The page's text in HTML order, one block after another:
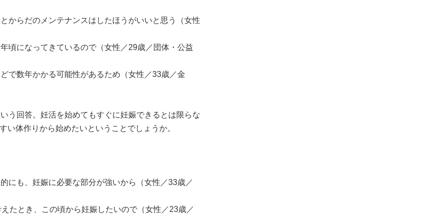
からだのメンテナンスはしたほうがいいと思う（女性
頃になってきているので（女性／29歳／団体・公益
で数年かかる可能性があるため（女性／33歳／金
う回答。妊活を始めてもすぐに妊娠できるとは限らな
い体作りから始めたいということでしょうか。
にも、妊娠に必要な部分が強いから（女性／33歳／
たとき、この頃から妊娠したいので（女性／23歳／